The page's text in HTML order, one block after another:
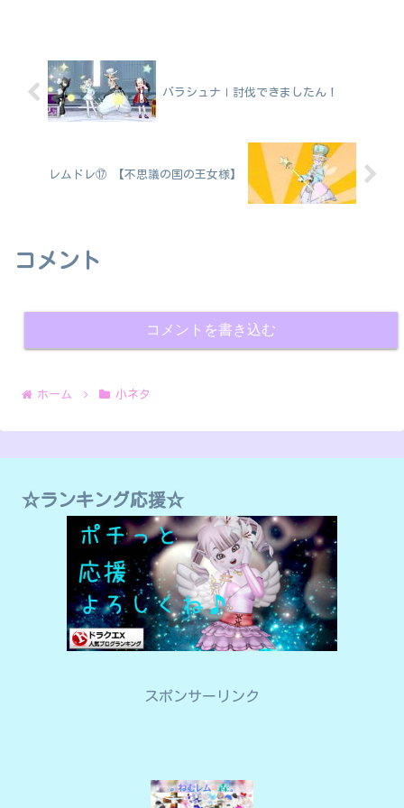
バラシュナⅠ討伐できましたん！
レムドレ⑰ 【不思議の国の王女様】
コメント
コメントを書き込む
ホーム 小ネタ
☆ランキング応援☆
スポンサーリンク